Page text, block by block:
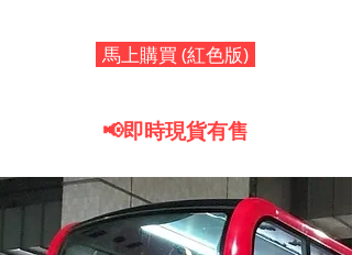
馬上購買 (紅色版)
📢即時現貨有售